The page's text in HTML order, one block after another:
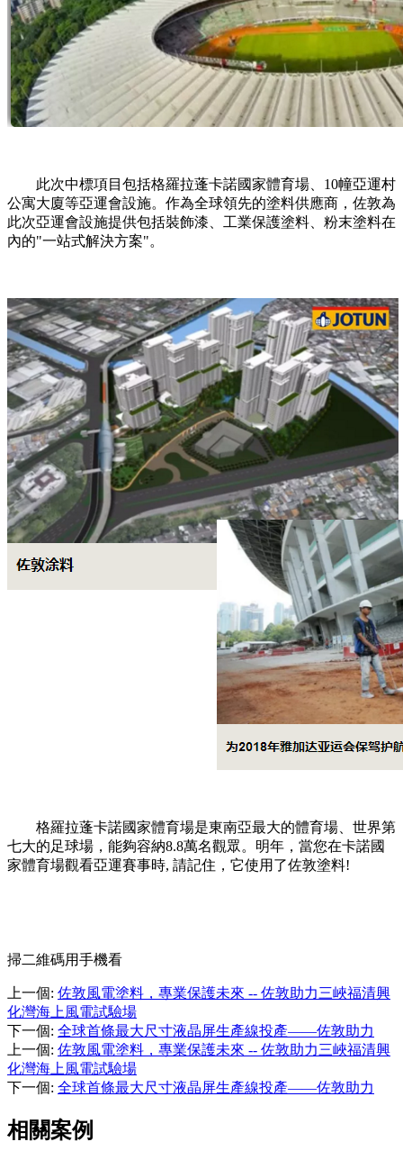
此次中標項目包括格羅拉蓬卡諾國家體育場、10幢亞運村
公寓大廈等亞運會設施。作為全球領先的塗料供應商，佐敦為
此次亞運會設施提供包括裝飾漆、工業保護塗料、粉末塗料在
內的"一站式解決方案"。
格羅拉蓬卡諾國家體育場是東南亞最大的體育場、世界第
七大的足球場，能夠容納8.8萬名觀眾。明年，當您在卡諾國
家體育場觀看亞運賽事時, 請記住，它使用了佐敦塗料!
掃二維碼用手機看
上一個: 佐敦風電塗料，專業保護未來 -- 佐敦助力三峽福清興
化灣海上風電試驗場
下一個: 全球首條最大尺寸液晶屏生產線投產——佐敦助力
上一個: 佐敦風電塗料，專業保護未來 -- 佐敦助力三峽福清興
化灣海上風電試驗場
下一個: 全球首條最大尺寸液晶屏生產線投產——佐敦助力
相關案例